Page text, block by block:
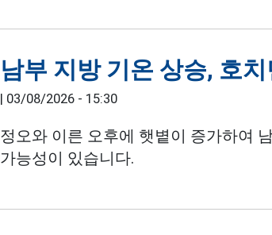
남부 지방 기온 상승, 호
| 03/08/2026 - 15:30
정오와 이른 오후에 햇볕이 증가하여
가능성이 있습니다.